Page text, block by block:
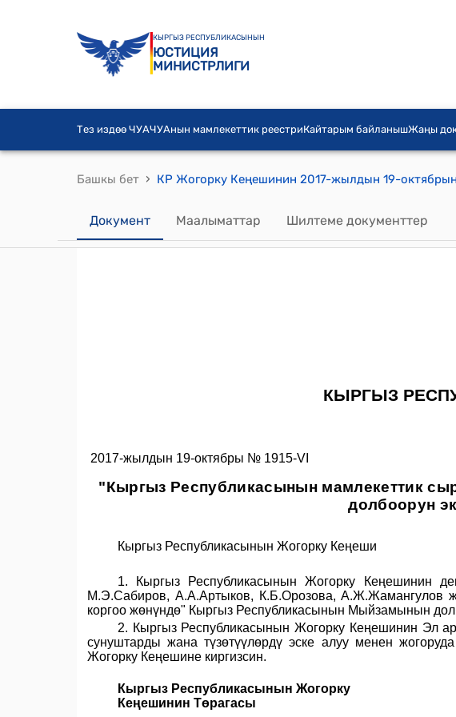
КЫРГЫЗ РЕСПУБЛИКАСЫНЫН
ЮСТИЦИЯ
МИНИСТРЛИГИ
Тез издөө ЧУАЧУАнын мамлекеттик реестриКайтарым байланышЖаңы
Башкы бет ›
Документ Маалыматтар Шилтеме документтер